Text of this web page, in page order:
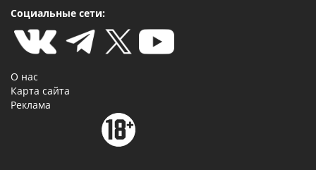
Социальные сети:
О нас
Карта сайта
Реклама